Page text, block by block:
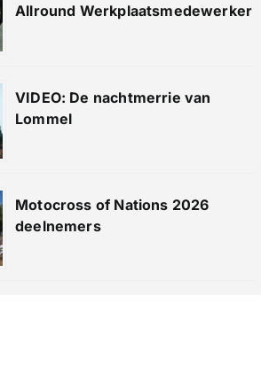
Allround Werkplaatsmedewerker
VIDEO: De nachtmerrie van
Lommel
Motocross of Nations 2026
deelnemers